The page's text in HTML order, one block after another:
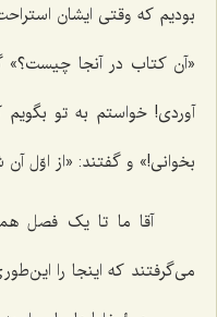
بودیم که وقتی ایشان
«آن کتاب در آنجا
آوردی! خواستم به تو
بخوانی!» و گفتند: «از اوّل
آقا ما تا یک فصل
می‌گرفتند که اینجا را